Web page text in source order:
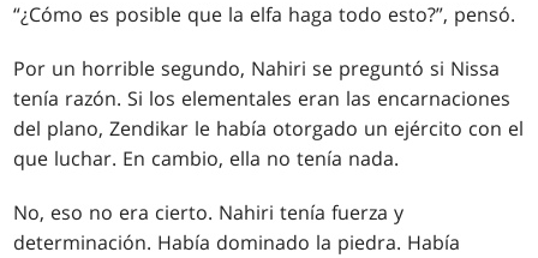
“¿Cómo es posible que la elfa haga todo esto?”, pensó.
Por un horrible segundo, Nahiri se preguntó si Nissa
tenía razón. Si los elementales eran las encarnaciones
del plano, Zendikar le había otorgado un ejército con el
que luchar. En cambio, ella no tenía nada.
No, eso no era cierto. Nahiri tenía fuerza y
determinación. Había dominado la piedra. Había